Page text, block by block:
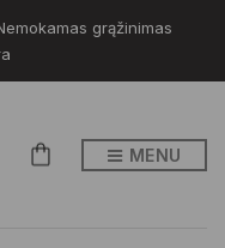
grąžinimas
MENU